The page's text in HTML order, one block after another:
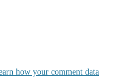
how your comment data